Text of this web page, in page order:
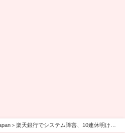
＞楽天銀行でシステム障害、10連休明けの